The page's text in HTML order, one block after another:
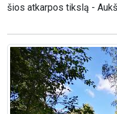
šios atkarpos tikslą -